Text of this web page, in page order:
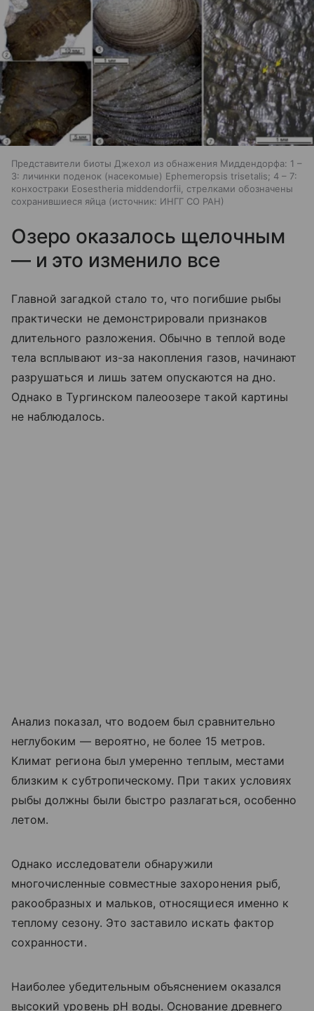
Представители биоты Джехол из обнажения Миддендорфа: 1 –
3: личинки поденок (насекомые) Ephemeropsis trisetalis; 4 – 7:
конхостраки Eosestheria middendorfii, стрелками обозначены
сохранившиеся яйца
источник: ИНГГ СО РАН
Озеро оказалось щелочным
— и это изменило все
Главной загадкой стало то, что погибшие рыбы
практически не демонстрировали признаков
длительного разложения. Обычно в теплой воде
тела всплывают из-за накопления газов, начинают
разрушаться и лишь затем опускаются на дно.
Однако в Тургинском палеоозере такой картины
не наблюдалось.
Анализ показал, что водоем был сравнительно
неглубоким — вероятно, не более 15 метров.
Климат региона был умеренно теплым, местами
близким к субтропическому. При таких условиях
рыбы должны были быстро разлагаться, особенно
летом.
Однако исследователи обнаружили
многочисленные совместные захоронения рыб,
ракообразных и мальков, относящиеся именно к
теплому сезону. Это заставило искать фактор
сохранности.
Наиболее убедительным объяснением оказался
высокий уровень pH воды. Основание древнего